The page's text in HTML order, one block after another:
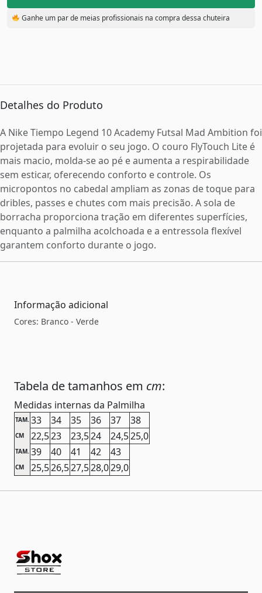
Ganhe um par de meias profissionais na compra dessa chuteira
Detalhes do Produto
A Nike Tiempo Legend 10 Academy Futsal Mad Ambition foi
projetada para evoluir o seu jogo. O couro FlyTouch Lite é
mais macio, molda-se ao pé e aumenta a respirabilidade
sem esticar, oferecendo conforto e controle. Os
micropontos no cabedal ampliam as zonas de toque para
dribles, passes e chutes com mais precisão. A sola de
borracha proporciona tração em diferentes superfícies,
enquanto a palmilha acolchoada e a entressola flexível
garantem conforto durante o jogo.
Informação adicional
Cores: Branco - Verde
Tabela de tamanhos em cm:
Medidas internas da Palmilha
TAM. 33 34 35 36 37 38
CM 22,523 23,524 24,525,0
TAM. 39 40 41 42 43
CM 25,526,527,528,029,0